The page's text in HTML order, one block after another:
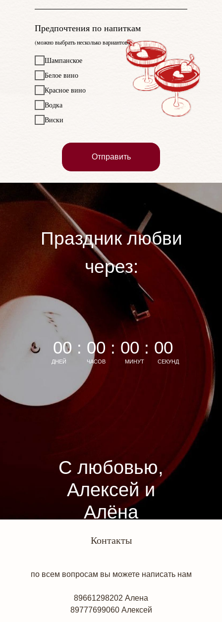
Предпочтения по напиткам
(можно выбрать несколько вариантов)
Шампанское
Белое вино
Красное вино
Водка
Виски
Отправить
МИНУТ
ЧАСОВ
ДНЕЙ СЕКУНД
00 : 00 : 00 : 00
С любовью,
Алексей и
Алёна
Праздник любви
через:
Контакты
по всем вопросам вы можете написать нам
89661298202 Алена
89777699060 Алексей